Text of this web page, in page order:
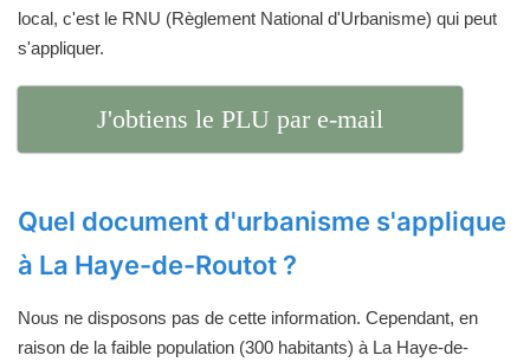
local, c'est le RNU (Règlement National d'Urbanisme) qui peut
s'appliquer.
J'obtiens le PLU par e-mail
Quel document d'urbanisme s'applique
à La Haye-de-Routot ?
Nous ne disposons pas de cette information. Cependant, en
raison de la faible population (300 habitants) à La Haye-de-